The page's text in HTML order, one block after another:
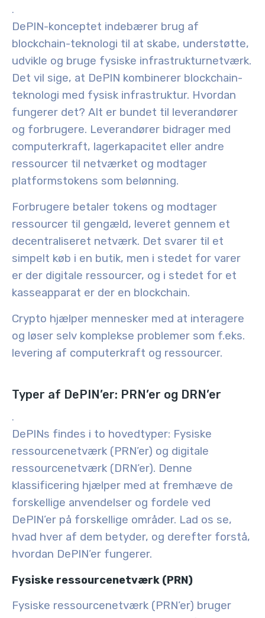
.
DePIN-konceptet indebærer brug af
blockchain-teknologi til at skabe, understøtte,
udvikle og bruge fysiske infrastrukturnetværk.
Det vil sige, at DePIN kombinerer blockchain-
teknologi med fysisk infrastruktur. Hvordan
fungerer det? Alt er bundet til leverandører
og forbrugere. Leverandører bidrager med
computerkraft, lagerkapacitet eller andre
ressourcer til netværket og modtager
platformstokens som belønning.
Forbrugere betaler tokens og modtager
ressourcer til gengæld, leveret gennem et
decentraliseret netværk. Det svarer til et
simpelt køb i en butik, men i stedet for varer
er der digitale ressourcer, og i stedet for et
kasseapparat er der en blockchain.
Crypto hjælper mennesker med at interagere
og løser selv komplekse problemer som f.eks.
levering af computerkraft og ressourcer.
Typer af DePIN’er: PRN’er og DRN’er
.
DePINs findes i to hovedtyper: Fysiske
ressourcenetværk (PRN’er) og digitale
ressourcenetværk (DRN’er). Denne
klassificering hjælper med at fremhæve de
forskellige anvendelser og fordele ved
DePIN’er på forskellige områder. Lad os se,
hvad hver af dem betyder, og derefter forstå,
hvordan DePIN’er fungerer.
Fysiske ressourcenetværk (PRN)
Fysiske ressourcenetværk (PRN’er) bruger